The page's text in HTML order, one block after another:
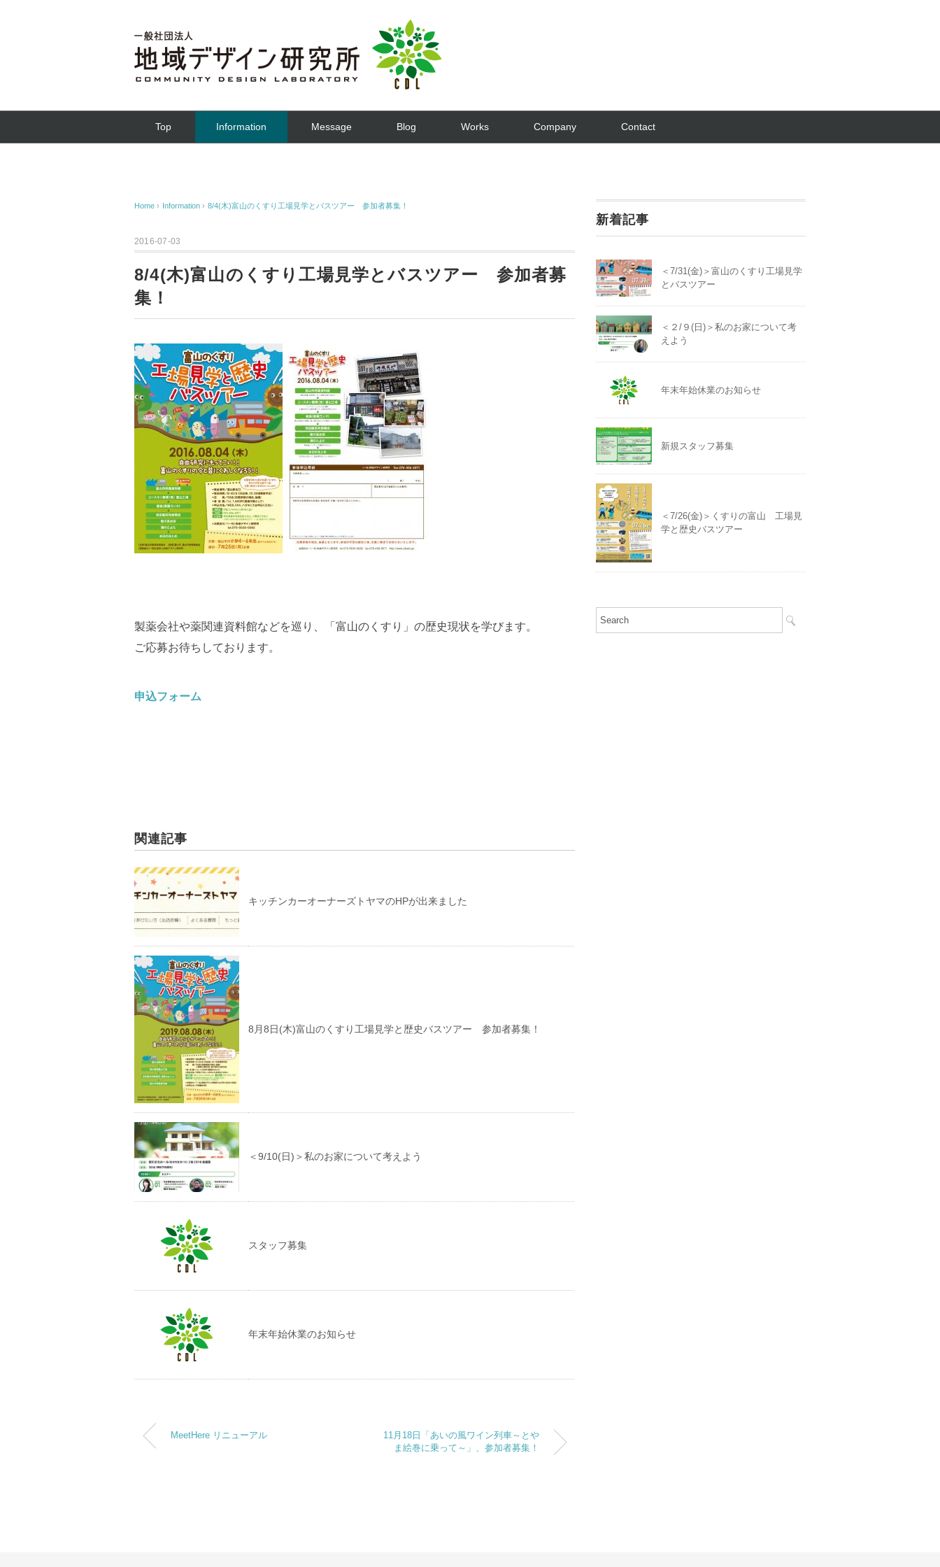
Top Information Message Blog Works Company Contact
Home › Information › 8/4(木)富山のくすり工場見学とバスツアー 参加者募集！
2016-07-03
8/4(木)富山のくすり工場見学とバスツアー 参加者募
集！
製薬会社や薬関連資料館などを巡り、「富山のくすり」の歴史現状を学びます。
ご応募お待ちしております。
申込フォーム
関連記事
キッチンカーオーナーズトヤマのHPが出来ました
8月8日(木)富山のくすり工場見学と歴史バスツアー 参加者募集！
＜9/10(日)＞私のお家について考えよう
スタッフ募集
年末年始休業のお知らせ
MeetHere リニューアル
11月18日「あいの風ワイン列車～とや
ま絵巻に乗って～」、参加者募集！
新着記事
＜7/31(金)＞富山のくすり工場見学
とバスツアー
＜２/９(日)＞私のお家について考
えよう
年末年始休業のお知らせ
新規スタッフ募集
＜7/26(金)＞くすりの富山 工場見
学と歴史バスツアー